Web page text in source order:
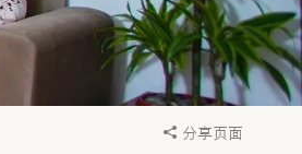
分享页面